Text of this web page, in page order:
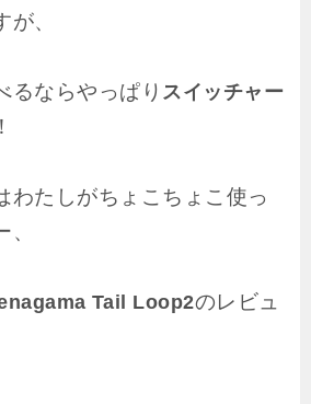
、
るならやっぱり スイッチャー
わたしがちょこちょこ使っ
Tail Loop2のレビュ